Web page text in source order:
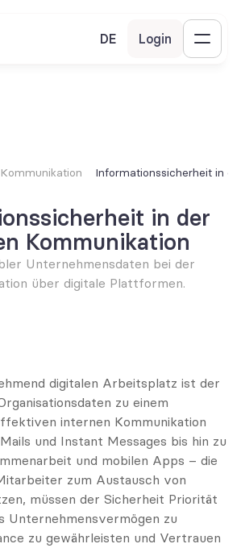
DE Login
Informationssicherheit in
in der
Kommunikation
Unternehmensdaten bei der
über digitale Plattformen.
digitalen Arbeitsplatz ist der
zu einem
internen Kommunikation
und Instant Messages bis hin zu
und mobilen Apps – die
zum Austausch von
müssen der Sicherheit Priorität
Unternehmensvermögen zu
zu gewährleisten und Vertrauen